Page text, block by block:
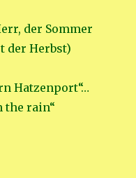
der Sommer
der Herbst)
Hatzenport“…
the rain“